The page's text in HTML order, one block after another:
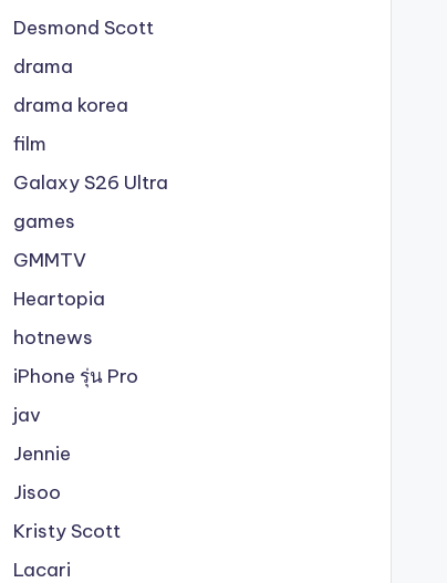
Desmond Scott
drama
drama korea
film
Galaxy S26 Ultra
games
GMMTV
Heartopia
hotnews
iPhone รุ่น Pro
jav
Jennie
Jisoo
Kristy Scott
Lacari